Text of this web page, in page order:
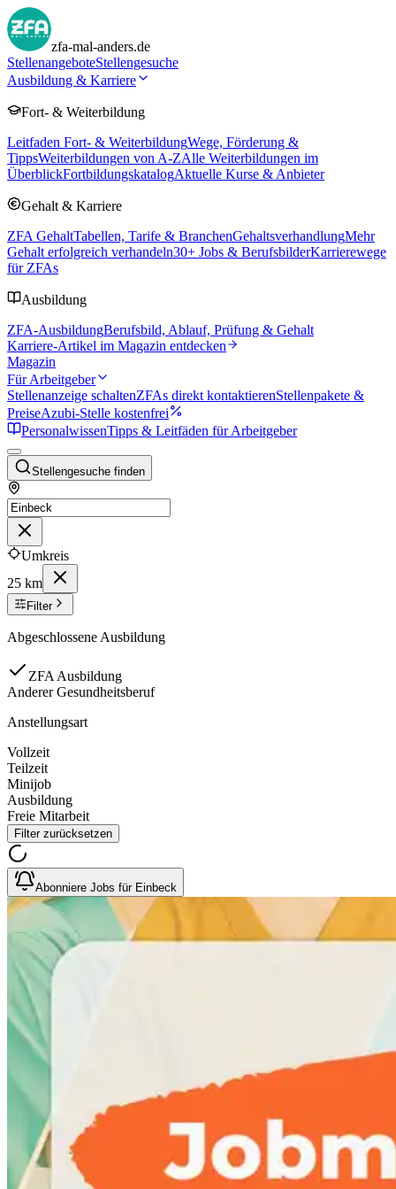
zfa-mal-anders.de
StellenangeboteStellengesuche
Ausbildung & Karriere
Fort- & Weiterbildung
Leitfaden Fort- & WeiterbildungWege, Förderung &
TippsWeiterbildungen von A-ZAlle Weiterbildungen im
ÜberblickFortbildungskatalogAktuelle Kurse & Anbieter
Gehalt & Karriere
ZFA GehaltTabellen, Tarife & BranchenGehaltsverhandlungMehr
Gehalt erfolgreich verhandeln30+ Jobs & BerufsbilderKarrierewege
für ZFAs
Ausbildung
ZFA-AusbildungBerufsbild, Ablauf, Prüfung & Gehalt
Karriere-Artikel im Magazin entdecken
Magazin
Für Arbeitgeber
Stellenanzeige schaltenZFAs direkt kontaktierenStellenpakete &
PreiseAzubi-Stelle kostenfrei
PersonalwissenTipps & Leitfäden für Arbeitgeber
Stellengesuche finden
Umkreis
25 km
Filter
Abgeschlossene Ausbildung
ZFA Ausbildung
Anderer Gesundheitsberuf
Anstellungsart
Vollzeit
Teilzeit
Minijob
Ausbildung
Freie Mitarbeit
Filter zurücksetzen
Abonniere Jobs für Einbeck